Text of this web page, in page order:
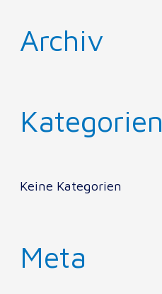
Archiv
Kategorien
Keine Kategorien
Meta